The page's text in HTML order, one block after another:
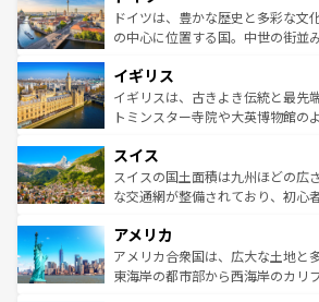
せる。地方によって風土や気候が
性で訪れる人
聖堂、美しいビーチ、そして豊か
から魅了する。また、フランスは
いる。シャンパンの発祥地である
香り高いラベンダー畑など、多彩
らに、パリ以外の地域にも魅力が
れる地方に足を運ぶとそれぞれで
きるだろう。 なお、新着のフ
を参照してほしい。
ドイツは、豊かな歴史と多彩な文
の中心に位置する国。中世の街並
顔を持つこの国は、どこを歩いて
ルリンの文化的活気、バイエルン
してライン川沿いのワイン畑とい
は、お酒好きな人にはぜひ体験してほしい。
ドイツ情報はコンテンツ一覧を参
イギリス
イギリスは、古きよき伝統と最先
トミンスター寺院や大英博物館の
リアごとに異なる魅力がある。ま
ティー、ビール好きにはたまらな
戦など、本場だからこそできる体
ンツ一覧を参照してほしい。
スイス
スイスの国土面積は九州ほどの広
な交通網が整備されており、初心
の建物がそのまま残る町や、スイ
博物館もあり、アルプス観光だけ
ことができる。国民の所得が高い
アメリカ
アメリカ合衆国は、広大な土地と
東海岸の都市部から西海岸のカリ